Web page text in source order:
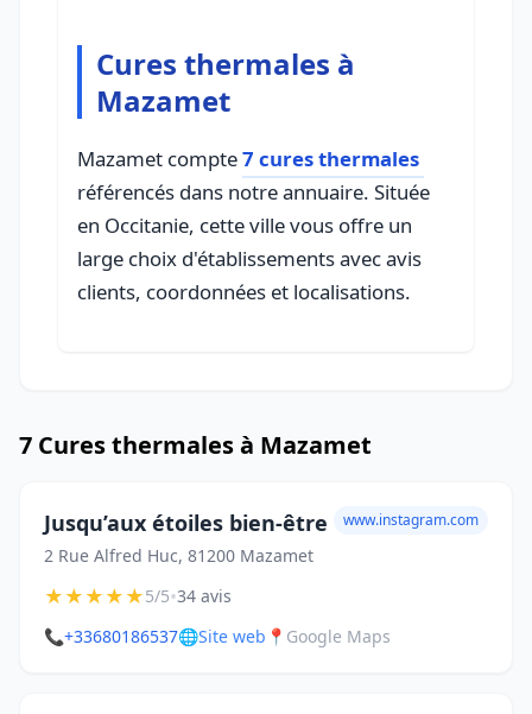
Cures thermales à
Mazamet
Mazamet compte7 cures thermales
référencés dans notre annuaire. Située
en Occitanie, cette ville vous offre un
large choix d'établissements avec avis
clients, coordonnées et localisations.
7 Cures thermales à Mazamet
Jusqu’aux étoiles bien-être
2 Rue Alfred Huc, 81200 Mazamet
www.instagram.com
★★★★★5/5•34 avis
📞+33680186537🌐Site web 📍 Google Maps